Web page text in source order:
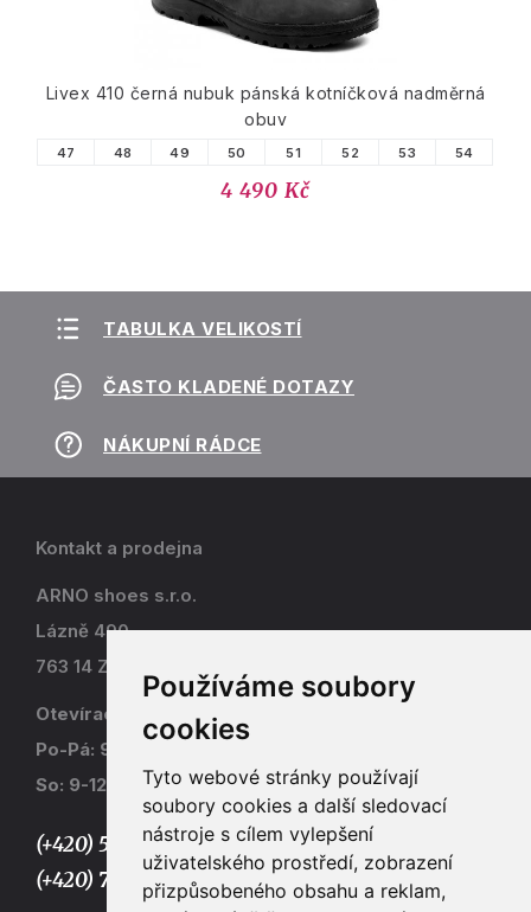
Používáme soubory
cookies
Tyto webové stránky používají
soubory cookies a další sledovací
nástroje s cílem vylepšení
uživatelského prostředí, zobrazení
přizpůsobeného obsahu a reklam,
Livex 410 černá nubuk pánská kotníčková nadměrná
obuv
47 48 49 50 51 52 53 54
4 490 Kč
TABULKA VELIKOSTÍ
ČASTO KLADENÉ DOTAZY
NÁKUPNÍ RÁDCE
Kontakt a prodejna
ARNO shoes s.r.o.
Lázně 490
763 14 Zlín - Kostelec
Otevírací doba
Po-Pá: 9-17
So: 9-12
(+420) 577 915 036,
(+420) 773 667 390